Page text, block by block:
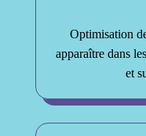
Optimisation
apparaître dans
et